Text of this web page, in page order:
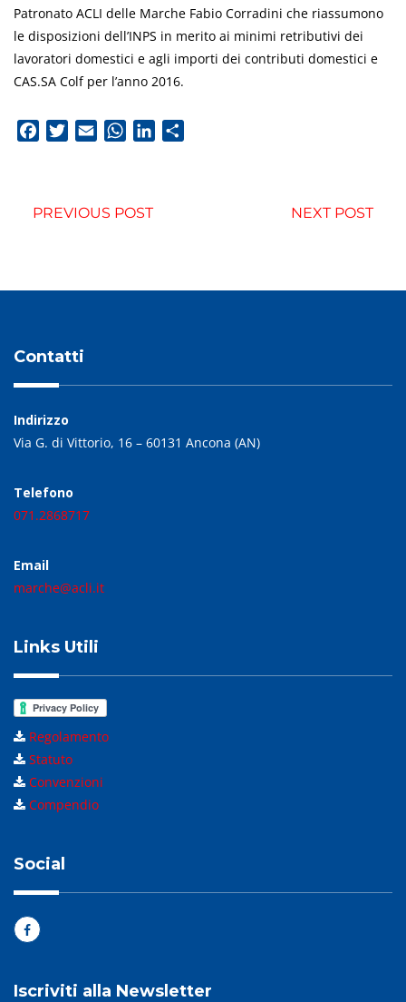
Patronato ACLI delle Marche Fabio Corradini che riassumono
le disposizioni dell’INPS in merito ai minimi retributivi dei
lavoratori domestici e agli importi dei contributi domestici e
CAS.SA Colf per l’anno 2016.
FacebookTwitterEmail WhatsApp
LinkedIn
PREVIOUS POST NEXT POST
Contatti
Indirizzo
Via G. di Vittorio, 16 – 60131 Ancona (AN)
Telefono
071.2868717
Email
marche@acli.it
Links Utili
Regolamento
Statuto
Convenzioni
Compendio
Social
Iscriviti alla Newsletter